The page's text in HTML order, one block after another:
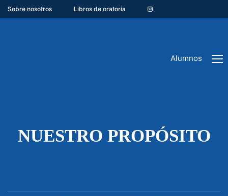
Sobre nosotros Libros de oratoria
Alumnos
NUESTRO PROPÓSITO